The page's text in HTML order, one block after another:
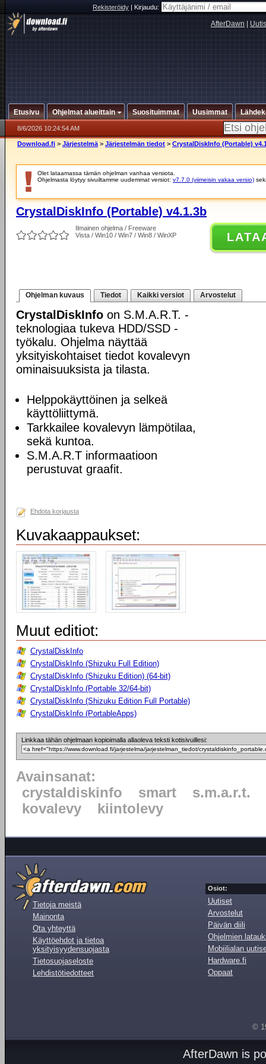
Rekisteröidy|Kirjaudu:
AfterDawn
Etusivu Ohjelmat alueittain Suosituimmat Uusimmat
8/6/2026 10:24:54 AM
Download.fi > Järjestelmä > Järjestelmän tiedot > CrystalDiskInfo (Portable)
Olet lataamassa tämän ohjelman vanhaa versiota.
Ohjelmasta löytyy sivuiltamme uudemmat versiot: v7.7.0 (viimeisin vakaa versio)
CrystalDiskInfo (Portable) v4.1.3b
Ilmainen ohjelma / Freeware
Vista / Win10 / Win7 / Win8 / WinXP
Ohjelman kuvaus Tiedot Kaikki versiot Arvostelut
CrystalDiskInfo on S.M.A.R.T. -
teknologiaa tukeva HDD/SSD -
työkalu. Ohjelma näyttää
yksityiskohtaiset tiedot kovalevyn
ominaisuuksista ja tilasta.
Helppokäyttöinen ja selkeä
käyttöliittymä.
Tarkkailee kovalevyn lämpötilaa,
sekä kuntoa.
S.M.A.R.T informaatioon
perustuvat graafit.
Ehdota korjausta
Kuvakaappaukset:
Muut editiot:
CrystalDiskInfo
CrystalDiskInfo (Shizuku Full Edition)
CrystalDiskInfo (Shizuku Edition) (64-bit)
CrystalDiskInfo (Portable 32/64-bit)
CrystalDiskInfo (Shizuku Edition Full Portable)
CrystalDiskInfo (PortableApps)
Linkkaa tähän ohjelmaan kopioimalla allaoleva teksti kotisivuillesi:
Avainsanat:
crystaldiskinfo
smart
s.m.a.r.t.
kovalevy
kiintolevy
Tietoja meistä
Mainonta
Ota yhteyttä
Käyttöehdot ja tietoa
yksityisyydensuojasta
Tietosuojaseloste
Lehdistötiedotteet
Osiot:
Uutiset
Arvostelut
Päivän diili
Ohjelmien
Mobiilialan
Hardware.fi
Oppaat
©
AfterDawn is